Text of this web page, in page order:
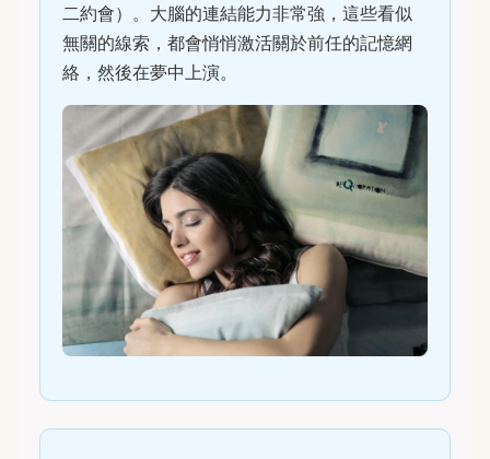
二約會）。大腦的連結能力非常強，這些看似
無關的線索，都會悄悄激活關於前任的記憶網
絡，然後在夢中上演。